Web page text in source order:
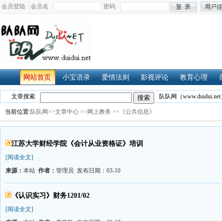
会员登陆 会员名 密码
网站首页 小宝语录 爱情法则 影视评论 教育心理
文章搜索 队队网（
当前位置:队队网>>文章中心 >>网上教务 >>《公共信息》
江苏大学财经学院《会计从业资格证》培训
[阅读全文]
来源： 本站 作者： 管理员 发布日期：03-10
《认识实习》财务1201/02
[阅读全文]